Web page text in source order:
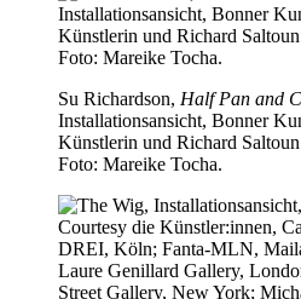
Su Richardson, Half Pan and
Installationsansicht, Bonner
Künstlerin und Richard
Foto: Mareike Tocha.